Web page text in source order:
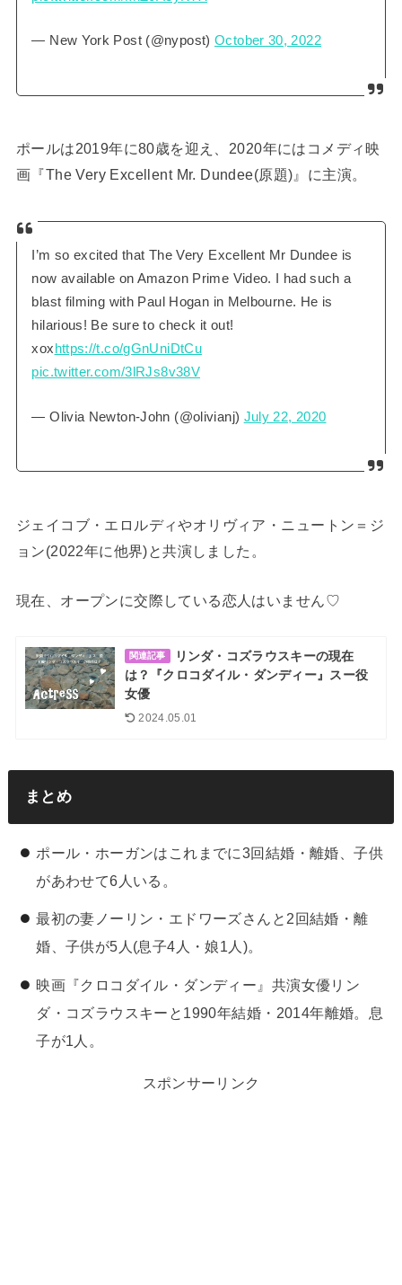
— New York Post (@nypost)October 30, 2022
ポールは2019年に80歳を迎え、2020年にはコメディ映
画『The Very Excellent Mr. Dundee(原題)』に主演。
I’m so excited that The Very Excellent Mr Dundee is
now available on Amazon Prime Video. I had such a
blast filming with Paul Hogan in Melbourne. He is
hilarious! Be sure to check it out!
xox https://t.co/gGnUniDtCu
pic.twitter.com/3lRJs8v38V
— Olivia Newton-John (@olivianj) July 22, 2020
ジェイコブ・エロルディやオリヴィア・ニュートン＝ジ
ョン(2022年に他界)と共演しました。
現在、オープンに交際している恋人はいません♡
関連記事
リンダ・コズラウスキーの現在
は？『クロコダイル・ダンディー』スー役
女優
2024.05.01
まとめ
ポール・ホーガンはこれまでに3回結婚・離婚、子供
があわせて6人いる。
最初の妻ノーリン・エドワーズさんと2回結婚・離
婚、子供が5人(息子4人・娘1人)。
映画『クロコダイル・ダンディー』共演女優リン
ダ・コズラウスキーと1990年結婚・2014年離婚。息
子が1人。
スポンサーリンク